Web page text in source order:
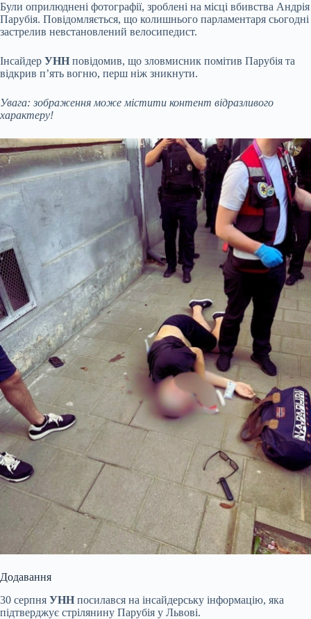
Були оприлюднені фотографії, зроблені на місці вбивства Андрія
Парубія. Повідомляється, що колишнього парламентаря сьогодні
застрелив невстановлений велосипедист.
Інсайдер УНН повідомив, що зловмисник помітив Парубія та
відкрив п’ять вогню, перш ніж зникнути.
Увага: зображення може містити контент відразливого
характеру!
Додавання
30 серпня УНН посилався на інсайдерську інформацію, яка
підтверджує стрілянину Парубія у Львові.